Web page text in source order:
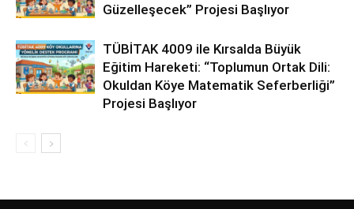
Güzelleşecek” Projesi Başlıyor
TÜBİTAK 4009 ile Kırsalda Büyük
Eğitim Hareketi: “Toplumun Ortak Dili:
Okuldan Köye Matematik Seferberliği”
Projesi Başlıyor